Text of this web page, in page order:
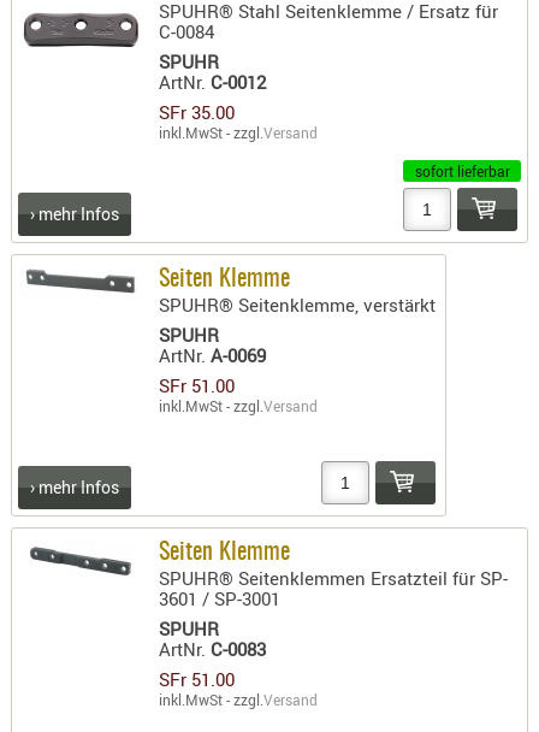
SPUHR® Stahl Seitenklemme / Ersatz für
C-0084
SPUHR
ArtNr.C-0012
SFr 35.00
inkl.MwSt - zzgl.Versand
sofort lieferbar
› mehr Infos
Seiten Klemme
SPUHR® Seitenklemme, verstärkt
SPUHR
ArtNr.A-0069
SFr 51.00
inkl.MwSt - zzgl.Versand
› mehr Infos
Seiten Klemme
SPUHR® Seitenklemmen Ersatzteil für SP-
3601 / SP-3001
SPUHR
ArtNr.C-0083
SFr 51.00
inkl.MwSt - zzgl.Versand